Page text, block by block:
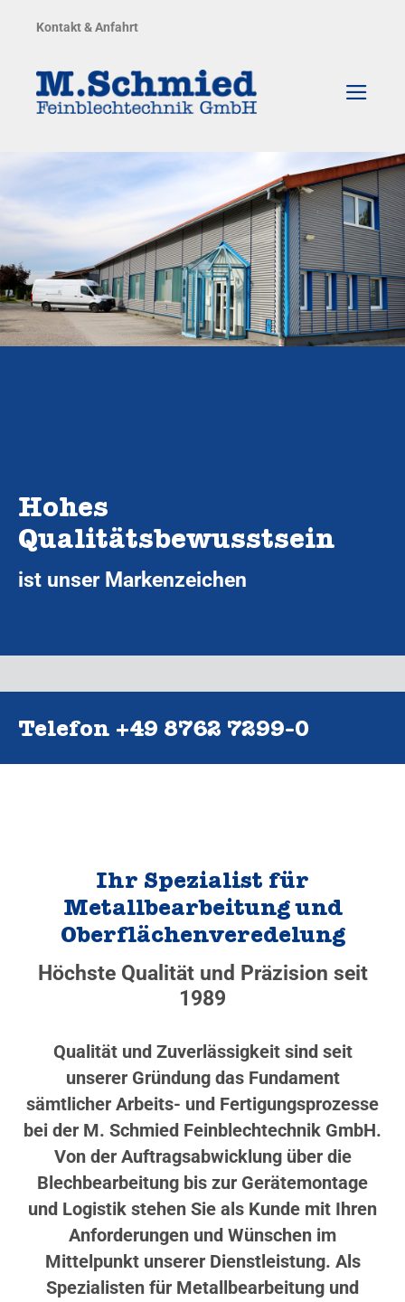
Inhalt
Kontakt & Anfahrt
Hohes
Qualitätsbewusstsein
ist unser Markenzeichen
Telefon +49 8762 7299‑0
Ihr Spezialist für
Metallbearbeitung und
Oberflächenveredelung
Höchste Qualität und Präzision seit
1989
Qualität und Zuverlässigkeit sind seit
unserer Gründung das Fundament
sämtlicher Arbeits- und Fertigungsprozesse
bei der M. Schmied Feinblechtechnik GmbH.
Von der Auftragsabwicklung über die
Blechbearbeitung bis zur Gerätemontage
und Logistik stehen Sie als Kunde mit Ihren
Anforderungen und Wünschen im
Mittelpunkt unserer Dienstleistung. Als
Spezialisten für Metallbearbeitung und